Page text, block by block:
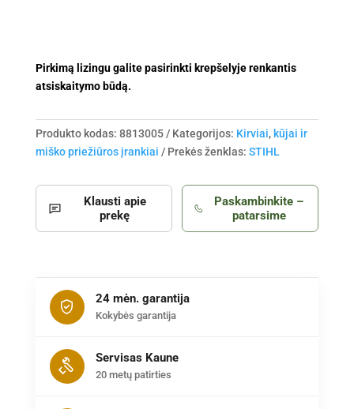
Pirkimą lizingu galite pasirinkti krepšelyje renkantis
atsiskaitymo būdą.
Produkto kodas: 8813005 Kategorijos: Kirviai, kūjai ir
miško priežiūros įrankiai
Prekės ženklas: STIHL
Klausti apie
prekę
Paskambinkite –
patarsime
24 mėn. garantija
Kokybės garantija
Servisas Kaune
20 metų patirties